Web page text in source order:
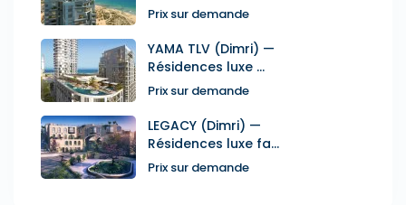
Prix sur demande
YAMA TLV (Dimri) —
Résidences luxe ...
Prix sur demande
LEGACY (Dimri) —
Résidences luxe fa...
Prix sur demande